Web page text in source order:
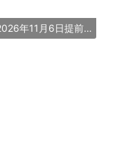
第二艘国产大型邮轮“爱达·花城号”将于2026年11月6日提前交付